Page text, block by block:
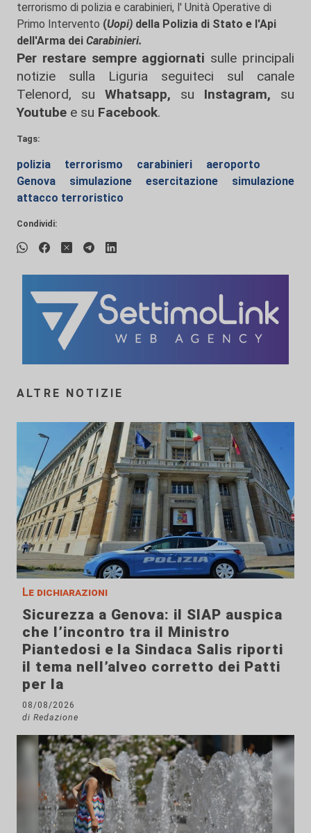
terrorismo di polizia e carabinieri, l' Unità Operative di
Primo Intervento (Uopi) della Polizia di Stato e l'Api
dell'Arma dei Carabinieri.
Per restare sempre aggiornati sulle principali
notizie sulla Liguria seguiteci sul canale
Telenord, su
Whatsapp, su Instagram, su
Youtube e su Facebook.
Tags:
polizia terrorismo carabinieri
aeroporto
Genova
simulazione esercitazione
simulazione
attacco terroristico
Condividi:
ALTRE NOTIZIE
Le dichiarazioni
Sicurezza a Genova: il SIAP auspica
che l’incontro tra il Ministro
Piantedosi e la Sindaca Salis riporti
il tema nell’alveo corretto dei Patti
per la
08/08/2026
di Redazione